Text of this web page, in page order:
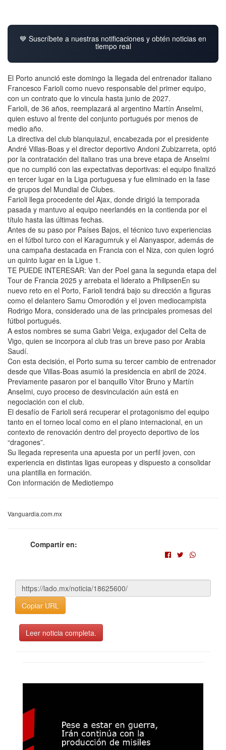
💙 Suscríbete a nuestras notificaciones y obtén noticias en
tiempo real
El Porto anunció este domingo la llegada del entrenador italiano
Francesco Farioli como nuevo responsable del primer equipo,
con un contrato que lo vincula hasta junio de 2027.
Farioli, de 36 años, reemplazará al argentino Martín Anselmi,
quien estuvo al frente del conjunto portugués por menos de
medio año.
La directiva del club blanquiazul, encabezada por el presidente
André Villas-Boas y el director deportivo Andoni Zubizarreta, optó
por la contratación del italiano tras una breve etapa de Anselmi
que no cumplió con las expectativas deportivas: el equipo finalizó
en tercer lugar en la Liga portuguesa y fue eliminado en la fase
de grupos del Mundial de Clubes.
Farioli llega procedente del Ajax, donde dirigió la temporada
pasada y mantuvo al equipo neerlandés en la contienda por el
título hasta las últimas fechas.
Antes de su paso por Países Bajos, el técnico tuvo experiencias
en el fútbol turco con el Karagumruk y el Alanyaspor, además de
una campaña destacada en Francia con el Niza, con quien logró
un quinto lugar en la Ligue 1.
TE PUEDE INTERESAR: Van der Poel gana la segunda etapa del
Tour de Francia 2025 y arrebata el liderato a PhilipsenEn su
nuevo reto en el Porto, Farioli tendrá bajo su dirección a figuras
como el delantero Samu Omorodión y el joven mediocampista
Rodrigo Mora, considerado una de las principales promesas del
fútbol portugués.
A estos nombres se suma Gabri Veiga, exjugador del Celta de
Vigo, quien se incorpora al club tras un breve paso por Arabia
Saudí.
Con esta decisión, el Porto suma su tercer cambio de entrenador
desde que Villas-Boas asumió la presidencia en abril de 2024.
Previamente pasaron por el banquillo Vítor Bruno y Martín
Anselmi, cuyo proceso de desvinculación aún está en
negociación con el club.
El desafío de Farioli será recuperar el protagonismo del equipo
tanto en el torneo local como en el plano internacional, en un
contexto de renovación dentro del proyecto deportivo de los
“dragones”.
Su llegada representa una apuesta por un perfil joven, con
experiencia en distintas ligas europeas y dispuesto a consolidar
una plantilla en formación.
Con información de Mediotiempo
Vanguardia.com.mx
Compartir en:
Copiar URL
Leer noticia completa.